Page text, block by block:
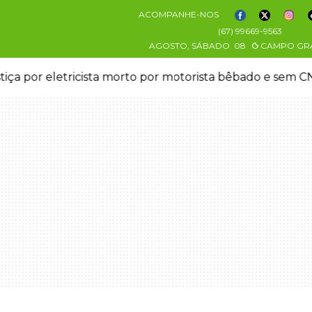
ACOMPANHE-NOS
(67) 99669-9563
AGOSTO, SÁBADO 08 CAMPO
por eletricista morto por motorista bêbado e sem